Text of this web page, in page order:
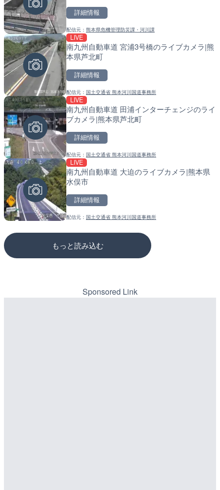
詳細情報
配信元：熊本県危機管理防災課・河川課
LIVE
南九州自動車道 宮浦3号橋のライブカメラ|熊
本県芦北町
詳細情報
配信元：国土交通省 熊本河川国道事務所
LIVE
南九州自動車道 田浦インターチェンジのライ
ブカメラ|熊本県芦北町
詳細情報
配信元：国土交通省 熊本河川国道事務所
LIVE
南九州自動車道 大迫のライブカメラ|熊本県
水俣市
詳細情報
配信元：国土交通省 熊本河川国道事務所
もっと読み込む
配信元：【琉球放送】RBC NEWS
知内川 上開田橋のライブ
配信元：高島市役所 政策部 危機管理局
Impaxビル付近から歌舞伎
カメラ|東京都新宿区
配信元：歌舞伎町ゴジラ前ライブ
ごろごろ茶屋のライブカ
配信元：天川村役場
配信元：国土交通省 北海道開発局
東京都品川区南大井のラ
配信元：東京都品川区南大井ライブカメ
道の駅さがのせきのライ
市
配信元：道の駅さがのせきPPカム
松江自動車道 三次東JCT
配信元：国土交通省 三次河川国道事務所
Sponsored Link